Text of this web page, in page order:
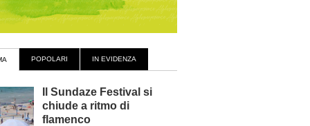
POPOLARI IN EVIDENZA
Il Sundaze Festival si
chiude a ritmo di
flamenco